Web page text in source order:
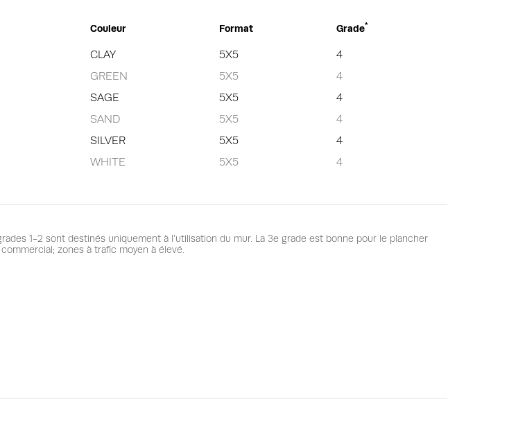
Couleur Format Grade*
CLAY 5X5
4
GREEN 5X5
4
SAGE 5X5
4
SAND 5X5
4
SILVER 5X5
4
WHITE 5X5 4
1-2 sont destinés uniquement à l’utilisation du mur. La 3e grade est bonne pour le plancher
zones à trafic moyen à élevé.